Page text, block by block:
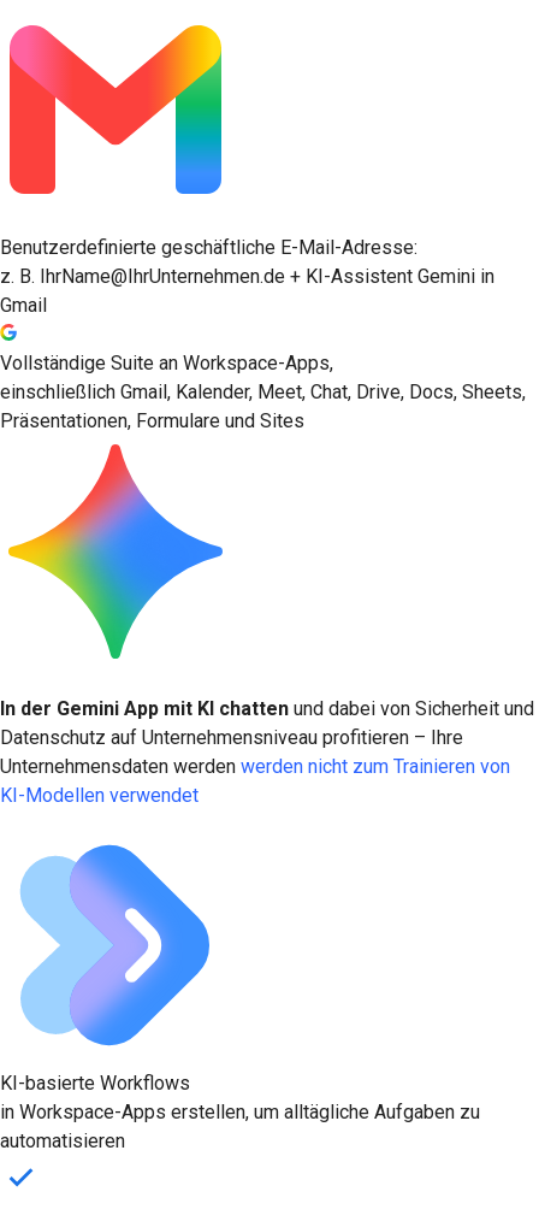
Benutzerdefinierte geschäftliche E-Mail-Adresse:
z. B. IhrName@IhrUnternehmen.de + KI-Assistent Gemini in
Gmail
Vollständige Suite an Workspace-Apps,
einschließlich Gmail, Kalender, Meet, Chat, Drive, Docs, Sheets,
Präsentationen, Formulare und Sites
In der Gemini App mit KI chatten und dabei von Sicherheit und
Datenschutz auf Unternehmensniveau profitieren – Ihre
Unternehmensdaten werden werden nicht zum Trainieren von
KI-Modellen verwendet
KI-basierte Workflows
in Workspace-Apps erstellen, um alltägliche Aufgaben zu
automatisieren